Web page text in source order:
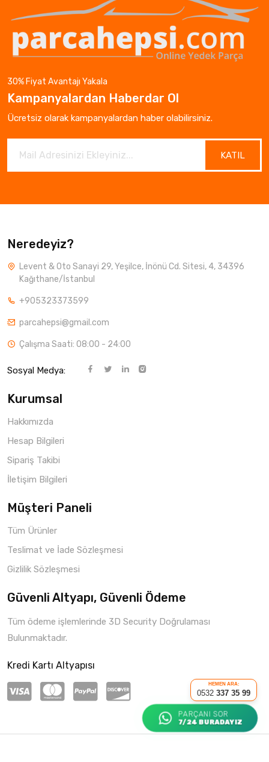
HEMEN ARA:
0532 337 35 99
PARÇANI SOR
7/24 BURADAYIZ
30% Fiyat Avantajı Yakala
Kampanyalardan Haberdar Ol
Ücretsiz olarak kampanyalardan haber olabilirsiniz.
KATIL
Neredeyiz?
Levent & Oto Sanayi 29, Yeşilce, İnönü Cd. Sitesi, 4, 34396
Kağıthane/İstanbul
+905323373599
parcahepsi@gmail.com
Çalışma Saati: 08:00 - 24:00
Sosyal Medya:
Kurumsal
Hakkımızda
Hesap Bilgileri
Sipariş Takibi
İletişim Bilgileri
Müşteri Paneli
Tüm Ürünler
Teslimat ve İade Sözleşmesi
Gizlilik Sözleşmesi
Güvenli Altyapı, Güvenli Ödeme
Tüm ödeme işlemlerinde 3D Security Doğrulaması
Bulunmaktadır.
Kredi Kartı Altyapısı